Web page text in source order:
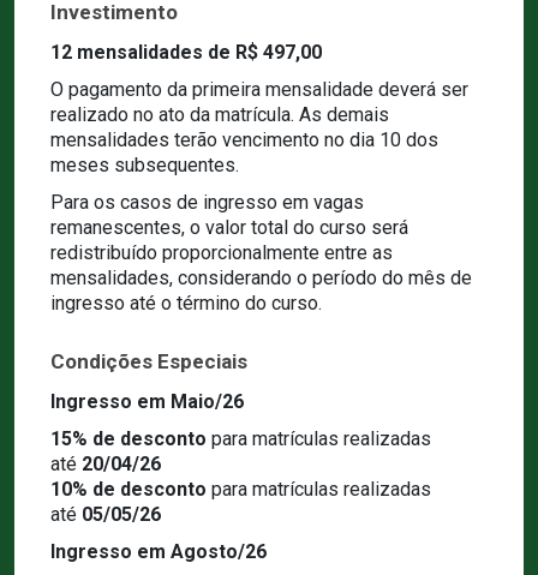
Investimento
12 mensalidades de R$ 497,00
O pagamento da primeira mensalidade deverá ser
realizado no ato da matrícula. As demais
mensalidades terão vencimento no dia 10 dos
meses subsequentes.
Para os casos de ingresso em vagas
remanescentes, o valor total do curso será
redistribuído proporcionalmente entre as
mensalidades, considerando o período do mês de
ingresso até o término do curso.
Condições Especiais
Ingresso em Maio/26
15% de desconto para matrículas realizadas
até 20/04/26
10% de desconto para matrículas realizadas
até 05/05/26
Ingresso em Agosto/26